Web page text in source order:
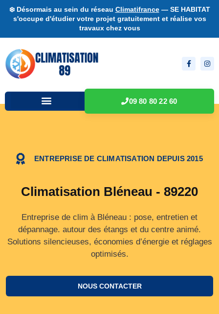
❄️ Désormais au sein du réseau Climatifrance— SE HABITAT
s'occupe d'étudier votre projet gratuitement et réalise vos
travaux chez vous
09 80 80 22 60
ENTREPRISE DE CLIMATISATION DEPUIS 2015
Climatisation Bléneau - 89220
Entreprise de clim à Bléneau : pose, entretien et
dépannage. autour des étangs et du centre animé.
Solutions silencieuses, économies d’énergie et réglages
optimisés.
NOUS CONTACTER